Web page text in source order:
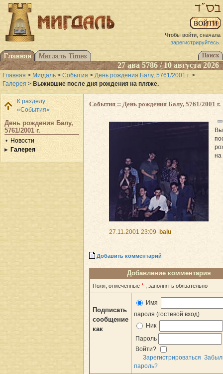
Чтобы войти, сначала
зарегистрируйтесь.
27 ава 5786 / 10 августа 2026
Главная > Мигдаль > События > День рождения Балу, 5761/2001 г. >
Галерея > Выжившие после дня рождения на пляже.
К разделу
«События»
День рождения Балу,
5761/2001 г.
Новости
Галерея
События :: День рождения Балу, 5761/2001 г.
на
27.11.2001 23:09 balu
Добавить комментарий
Добавление комментария
Поля, отмеченные * , заполнять обязательно
Подписать
сообщение
как
Имя
пароля (гостевой вход)
Ник
Пароль
Войти?
Зарегистрироваться
пароль?